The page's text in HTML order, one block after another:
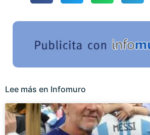
Lee más en Infomuro